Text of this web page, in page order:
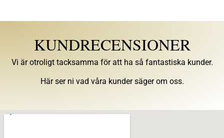
KUNDRECENSIONER
Vi är otroligt tacksamma för att ha så fantastiska kunder.
Här ser ni vad våra kunder säger om oss.